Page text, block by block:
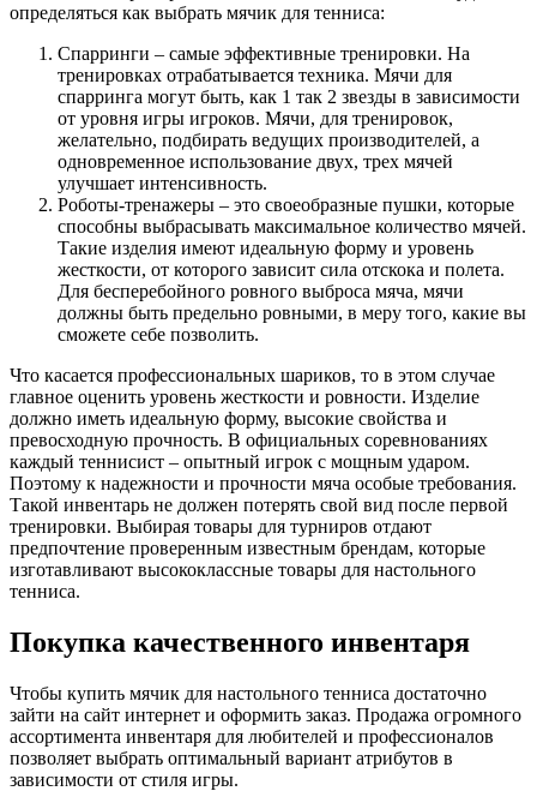
определяться как выбрать мячик для тенниса:
Спарринги – самые эффективные тренировки. На
тренировках отрабатывается техника. Мячи для
спарринга могут быть, как 1 так 2 звезды в зависимости
от уровня игры игроков. Мячи, для тренировок,
желательно, подбирать ведущих производителей, а
одновременное использование двух, трех мячей
улучшает интенсивность.
Роботы-тренажеры – это своеобразные пушки, которые
способны выбрасывать максимальное количество мячей.
Такие изделия имеют идеальную форму и уровень
жесткости, от которого зависит сила отскока и полета.
Для бесперебойного ровного выброса мяча, мячи
должны быть предельно ровными, в меру того, какие вы
сможете себе позволить.
Что касается профессиональных шариков, то в этом случае
главное оценить уровень жесткости и ровности. Изделие
должно иметь идеальную форму, высокие свойства и
превосходную прочность. В официальных соревнованиях
каждый теннисист – опытный игрок с мощным ударом.
Поэтому к надежности и прочности мяча особые требования.
Такой инвентарь не должен потерять свой вид после первой
тренировки. Выбирая товары для турниров отдают
предпочтение проверенным известным брендам, которые
изготавливают высококлассные товары для настольного
тенниса.
Покупка качественного инвентаря
Чтобы купить мячик для настольного тенниса достаточно
зайти на сайт интернет и оформить заказ. Продажа огромного
ассортимента инвентаря для любителей и профессионалов
позволяет выбрать оптимальный вариант атрибутов в
зависимости от стиля игры.